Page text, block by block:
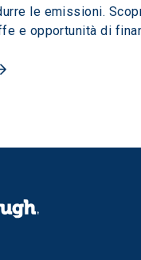
le emissioni.
e opportunità di